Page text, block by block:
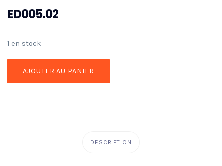
ED005.02
1 en stock
AJOUTER AU PANIER
DESCRIPTION